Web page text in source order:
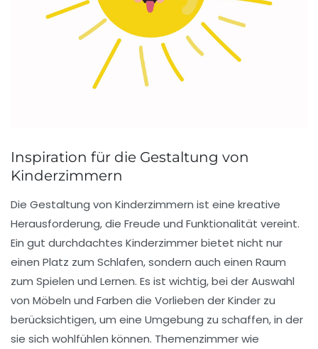
Inspiration für die Gestaltung von
Kinderzimmern
Die Gestaltung von Kinderzimmern ist eine kreative
Herausforderung, die Freude und Funktionalität vereint.
Ein gut durchdachtes Kinderzimmer bietet nicht nur
einen Platz zum Schlafen, sondern auch einen Raum
zum Spielen und Lernen. Es ist wichtig, bei der Auswahl
von Möbeln und Farben die Vorlieben der Kinder zu
berücksichtigen, um eine Umgebung zu schaffen, in der
sie sich wohlfühlen können. Themenzimmer wie